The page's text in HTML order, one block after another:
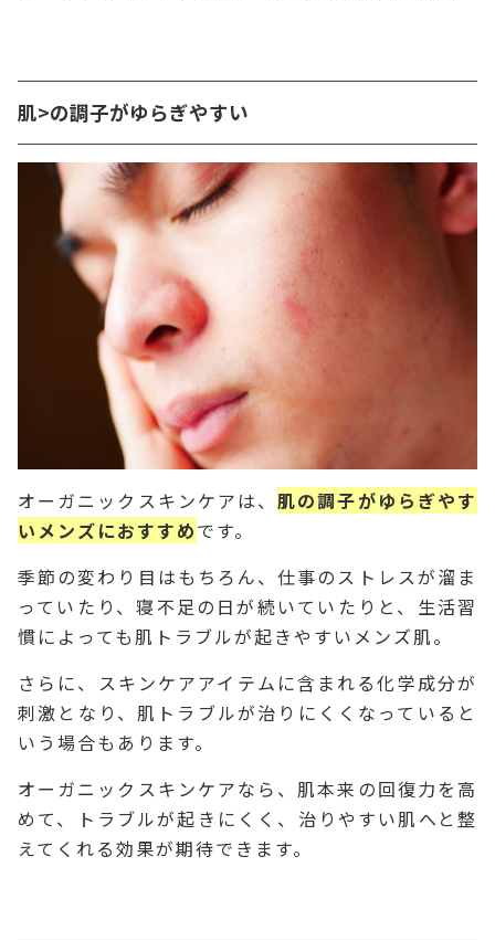
肌>の調子がゆらぎやすい
オーガニックスキンケアは、肌の調子がゆらぎやす
いメンズにおすすめです。
季節の変わり目はもちろん、仕事のストレスが溜ま
っていたり、寝不足の日が続いていたりと、生活習
慣によっても肌トラブルが起きやすいメンズ肌。
さらに、スキンケアアイテムに含まれる化学成分が
刺激となり、肌トラブルが治りにくくなっていると
いう場合もあります。
オーガニックスキンケアなら、肌本来の回復力を高
めて、トラブルが起きにくく、治りやすい肌へと整
えてくれる効果が期待できます。